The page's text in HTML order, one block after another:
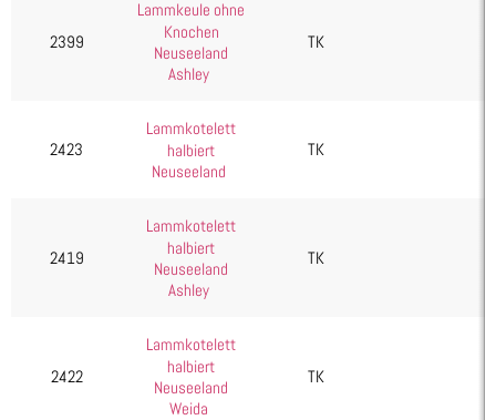
2399
Lammkeule ohne
Knochen
Neuseeland
Ashley
TK
2423
Lammkotelett
halbiert
Neuseeland
TK
2419
Lammkotelett
halbiert
Neuseeland
Ashley
TK
2422
Lammkotelett
halbiert
Neuseeland
Weida
TK